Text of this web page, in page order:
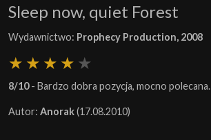
Sleep now, quiet Forest
Wydawnictwo: Prophecy Production, 2008
8/10- Bardzo dobra pozycja, mocno polecana.
Autor: Anorak(17.08.2010)